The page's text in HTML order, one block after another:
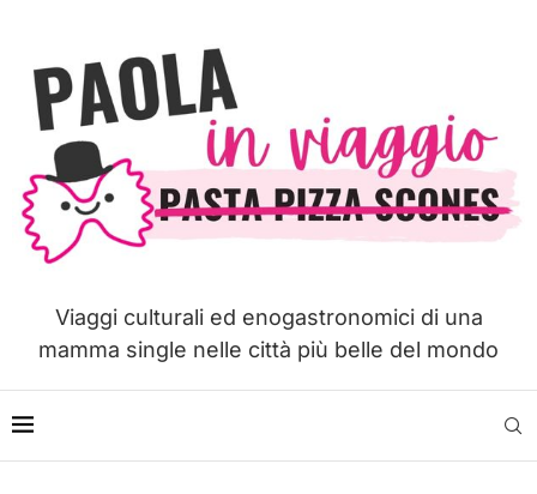
Viaggi culturali ed enogastronomici di una
mamma single nelle città più belle del mondo